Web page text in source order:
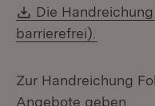
Download:
Die
barrierefrei).
Zur Handreichung
Angebote geben.